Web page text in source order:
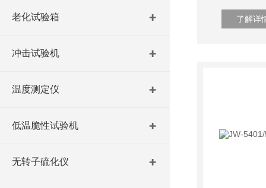
老化试验箱
冲击试验机
温度测定仪
低温脆性试验机
无转子硫化仪
了解详